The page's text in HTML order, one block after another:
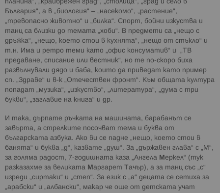
планина“, „крайбрежен град“, „столица“, „град и село в
България“, а в „биология“ – „насекомо“, „растение“,
„тревопасно животно“ и „билка“. Спорт, бойни изкуства и
танц са близки до темата „хоби“. В предмети са „нещо с
дръжка“, „нещо, което стои в кухнята“, „нещо от стъкло“ и
т.н. Има и ретро теми като „офис консуматив“ и „ТВ
предаване, списание или вестник“, но те по-скоро биха
развълнували дядо и баба, които да приведат като пример
сп. „Здраве“ и в-к „Отечествен фронт“. Към общата култура
попадат „музика“, „изкуство“, „литература“, „дума с три
букви“, „заглавие на книга“ и др.
И така, дърпате ръчката на машината, барабанът се
завърта, а стрелките посочват тема и буква от
българската азбука. Ако ви се падне „нещо, което стои в
банята“ и буква „д“, казвате „душ“. За „държавен глава“ с „М“,
за голяма радост, 7-годишната каза „Ангела М еркел“ (тук
разказахме за великата М аргарет Тачър), а за танц със „с“
изреди „сиртаки“ и „степ“. За език с „а“ децата се сетиха за
„арабски“ и „албански“, макар че още от детската учат